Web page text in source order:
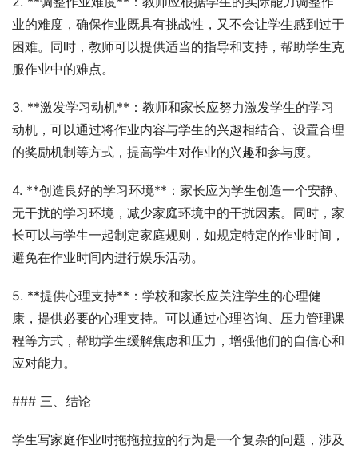
业的难度，确保作业既具有挑战性，又不会让学生感到过于
困难。同时，教师可以提供适当的指导和支持，帮助学生克
服作业中的难点。
3. **激发学习动机**：教师和家长应努力激发学生的学习
动机，可以通过将作业内容与学生的兴趣相结合、设置合理
的奖励机制等方式，提高学生对作业的兴趣和参与度。
4. **创造良好的学习环境**：家长应为学生创造一个安静、
无干扰的学习环境，减少家庭环境中的干扰因素。同时，家
长可以与学生一起制定家庭规则，如规定特定的作业时间，
避免在作业时间内进行娱乐活动。
5. **提供心理支持**：学校和家长应关注学生的心理健
康，提供必要的心理支持。可以通过心理咨询、压力管理课
程等方式，帮助学生缓解焦虑和压力，增强他们的自信心和
应对能力。
### 三、结论
学生写家庭作业时拖拖拉拉的行为是一个复杂的问题，涉及